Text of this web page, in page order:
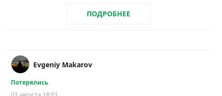
ПОДРОБНЕЕ
Evgeniy Makarov
Потерялись